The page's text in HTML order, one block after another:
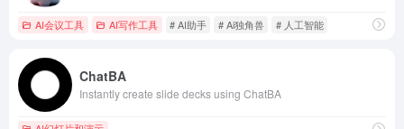
AI会议工具 AI写作工具 # AI助手 # Ai独角兽 # 人工智能
ChatBA
Instantly create slide decks using ChatBA